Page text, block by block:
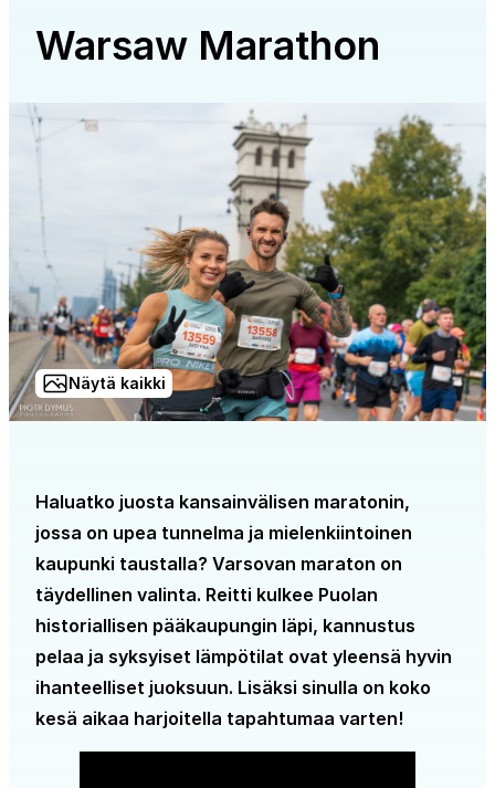
Warsaw Marathon
Näytä kaikki
Haluatko juosta kansainvälisen maratonin,
jossa on upea tunnelma ja mielenkiintoinen
kaupunki taustalla? Varsovan maraton on
täydellinen valinta. Reitti kulkee Puolan
historiallisen pääkaupungin läpi, kannustus
pelaa ja syksyiset lämpötilat ovat yleensä hyvin
ihanteelliset juoksuun. Lisäksi sinulla on koko
kesä aikaa harjoitella tapahtumaa varten!